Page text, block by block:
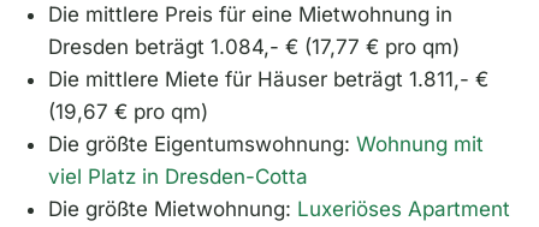
Die mittlere Preis für eine Mietwohnung in
Dresden beträgt 1.084,- € (17,77 € pro qm)
Die mittlere Miete für Häuser beträgt 1.811,- €
(19,67 € pro qm)
Die größte Eigentumswohnung: Wohnung mit
viel Platz in Dresden-Cotta
Die größte Mietwohnung: Luxeriöses Apartment